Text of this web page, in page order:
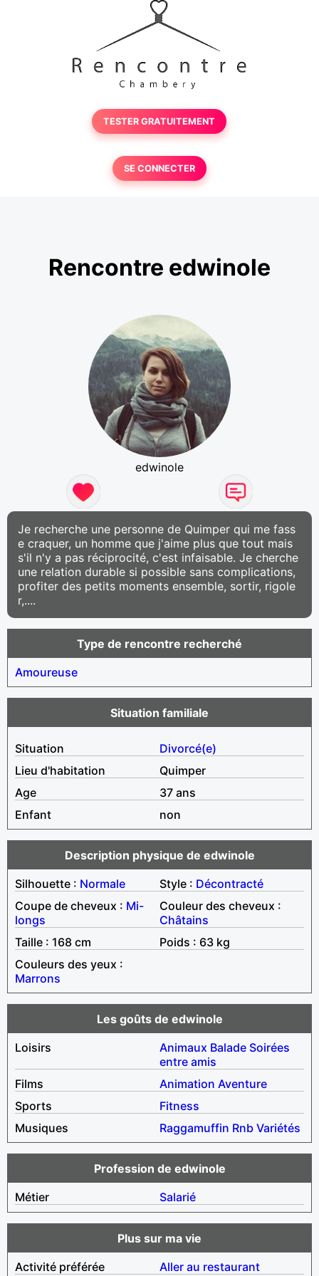
TESTER GRATUITEMENT
SE CONNECTER
Rencontre edwinole
edwinole
Je recherche une personne de Quimper qui me fass
e craquer, un homme que j'aime plus que tout mais
s'il n'y a pas réciprocité, c'est infaisable. Je cherche
une relation durable si possible sans complications,
profiter des petits moments ensemble, sortir, rigole
r,....
Type de rencontre recherché
Amoureuse
Situation familiale
Situation
Divorcé(e)
Lieu d'habitation
Quimper
Age
37 ans
Enfant
non
Description physique de edwinole
Silhouette : Normale Style : Décontracté
Coupe de cheveux : Mi-
longs
Couleur des cheveux :
Châtains
Taille : 168 cm
Poids : 63 kg
Couleurs des yeux :
Marrons
Les goûts de edwinole
Loisirs
Animaux Balade Soirées
entre amis
Films
Animation Aventure
Sports
Fitness
Musiques
Raggamuffin Rnb Variétés
Profession de edwinole
Métier
Salarié
Plus sur ma vie
Activité préférée
Aller au restaurant